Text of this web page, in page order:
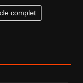
complet